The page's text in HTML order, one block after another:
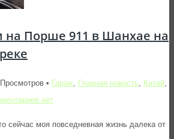
на Порше 911 в Шанхае на
• Гараж Главная новость Китай
нет
сейчас моя повседневная жизнь далека от